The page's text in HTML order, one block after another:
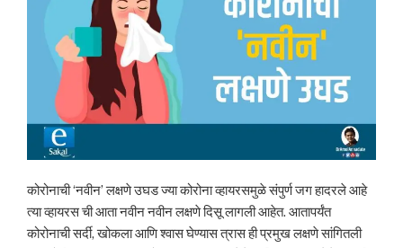
कोरोनाची ‘नवीन’ लक्षणे उघड ज्या कोरोना व्हायरसमुळे संपुर्ण जग हादरले आहे
त्या व्हायरस ची आता नवीन नवीन लक्षणे दिसू लागली आहेत. आतापर्यंत
कोरोनाची सर्दी, खोकला आणि श्वास घेण्यास त्रास ही प्रमुख लक्षणे सांगितली